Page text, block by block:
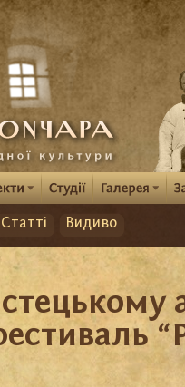
Статті Видиво